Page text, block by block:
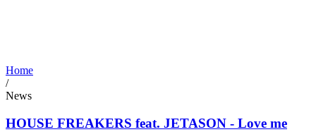
Home
/
News
HOUSE FREAKERS feat. JETASON - Love me